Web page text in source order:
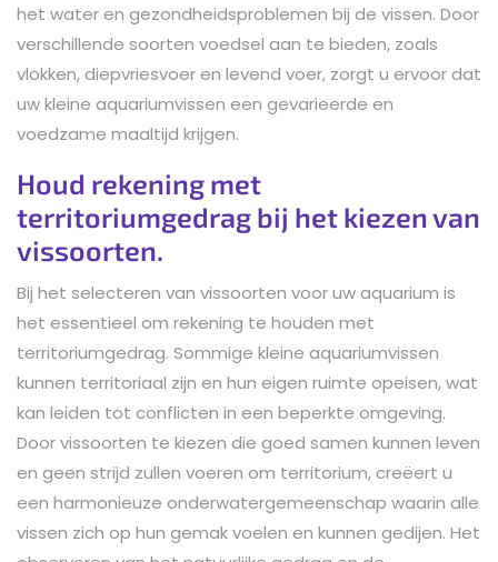
het water en gezondheidsproblemen bij de vissen. Door
verschillende soorten voedsel aan te bieden, zoals
vlokken, diepvriesvoer en levend voer, zorgt u ervoor dat
uw kleine aquariumvissen een gevarieerde en
voedzame maaltijd krijgen.
Houd rekening met
territoriumgedrag bij het kiezen van
vissoorten.
Bij het selecteren van vissoorten voor uw aquarium is
het essentieel om rekening te houden met
territoriumgedrag. Sommige kleine aquariumvissen
kunnen territoriaal zijn en hun eigen ruimte opeisen, wat
kan leiden tot conflicten in een beperkte omgeving.
Door vissoorten te kiezen die goed samen kunnen leven
en geen strijd zullen voeren om territorium, creëert u
een harmonieuze onderwatergemeenschap waarin alle
vissen zich op hun gemak voelen en kunnen gedijen. Het